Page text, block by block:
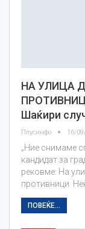
НА УЛИЦА
Шаќири
Плусинфо 16/
„Ние снимаме
кандидат за
рековме: На
противници.
ПОВЕЌЕ...